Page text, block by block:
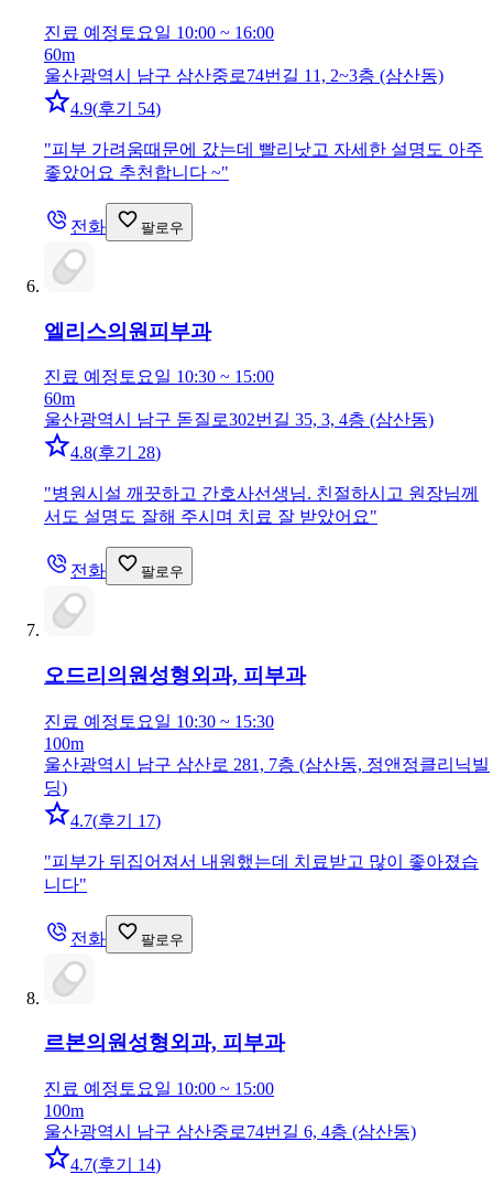
진료 예정 토요일 10:00 ~ 16:00
60m
울산광역시 남구 삼산중로74번길 11, 2~3층 (삼산동)
4.9(후기 54)
"피부 가려움때문에 갔는데 빨리낫고 자세한 설명도 아주
좋았어요 추천합니다 ~"
전화 팔로우
엘리스의원 피부과
진료 예정 토요일 10:30 ~ 15:00
60m
울산광역시 남구 돋질로302번길 35, 3, 4층 (삼산동)
4.8(후기 28)
"병원시설 깨끗하고 간호사선생님. 친절하시고 원장님께
서도 설명도 잘해 주시며 치료 잘 받았어요"
전화 팔로우
오드리의원 성형외과, 피부과
진료 예정 토요일 10:30 ~ 15:30
100m
울산광역시 남구 삼산로 281, 7층 (삼산동, 정앤정클리닉빌
딩)
4.7(후기 17)
"피부가 뒤집어져서 내원했는데 치료받고 많이 좋아졌습
니다"
전화 팔로우
르본의원성형외과, 피부과
진료 예정 토요일 10:00 ~ 15:00
100m
울산광역시 남구 삼산중로74번길 6, 4층 (삼산동)
4.7(후기 14)